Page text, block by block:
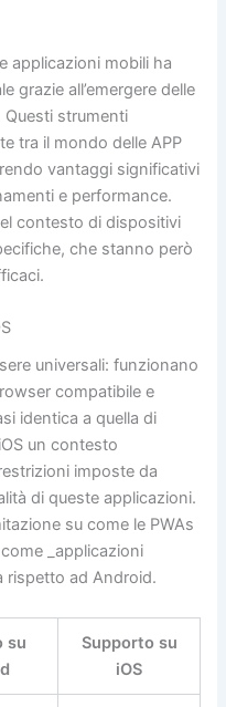
applicazioni mobili ha
grazie all’emergere delle
Questi strumenti
tra il mondo delle APP
vantaggi significativi
e performance.
contesto di dispositivi
che stanno però
universali: funzionano
compatibile e
identica a quella di
un contesto
imposte da
di queste applicazioni.
su come le PWAs
_applicazioni
rispetto ad Android.
su
Supporto su
iOS